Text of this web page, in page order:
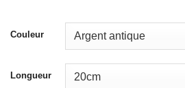
Couleur
Longueur